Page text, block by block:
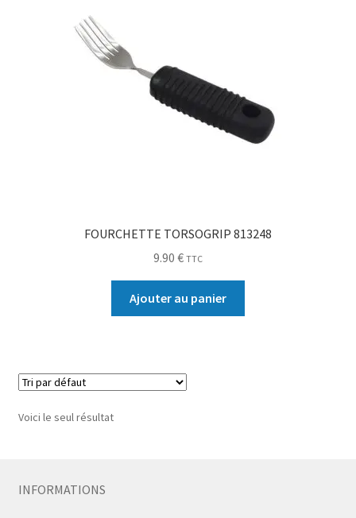
0.00 €
FOURCHETTE TORSOGRIP 813248
9.90 € TTC
Ajouter au panier
Voici le seul résultat
INFORMATIONS